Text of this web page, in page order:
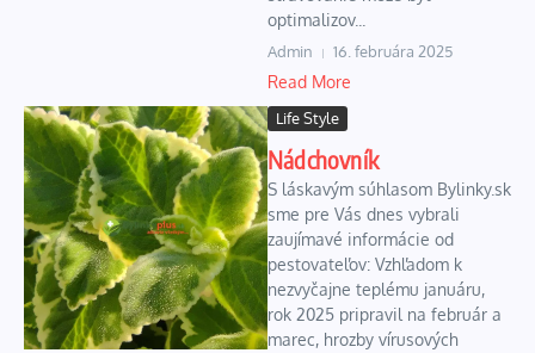
optimalizov...
Admin 16. februára 2025
Read More
Life Style
Nádchovník
S láskavým súhlasom Bylinky.sk
sme pre Vás dnes vybrali
zaujímavé informácie od
pestovateľov: Vzhľadom k
nezvyčajne teplému januáru,
rok 2025 pripravil na február a
marec, hrozby vírusových